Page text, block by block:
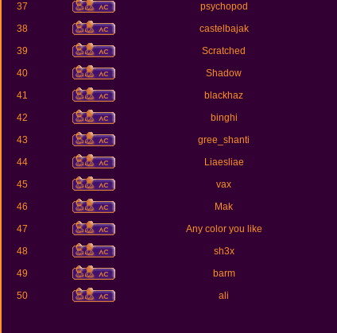
37
psychopod
38
castelbajak
39
Scratched
40
Shadow
41
blackhaz
42
binghi
43
gree_shanti
44
Liaesliae
45
vax
46
Mak
47
Any color you like
48
sh3x
49
barm
50
ali